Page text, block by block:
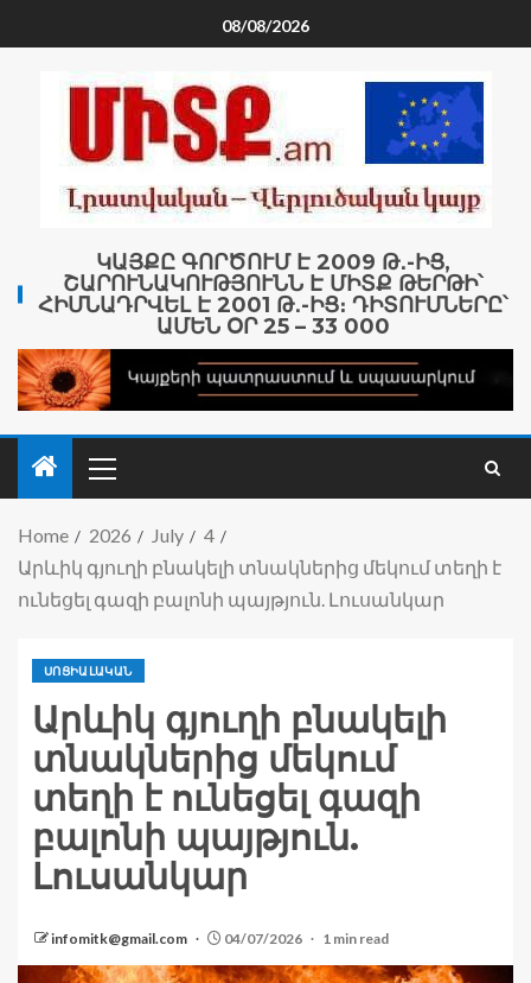
08/08/2026
ԿԱՅՔԸ ԳՈՐԾՈՒՄ Է 2009 Թ․-ԻՑ,
ՇԱՐՈՒՆԱԿՈՒԹՅՈՒՆՆ Է ՄԻՏՔ ԹԵՐԹԻ՝
ՀԻՄՆԱԴՐՎԵԼ Է 2001 Թ․-ԻՑ։ ԴԻՏՈՒՄՆԵՐԸ՝
ԱՄԵՆ ՕՐ 25 – 33 000
Home 2026 July
4
Արևիկ գյուղի բնակելի տնակներից մեկում տեղի է
ունեցել գազի բալոնի պայթյուն. Լուսանկար
ՍՈՑԻԱԼԱԿԱՆ
Արևիկ գյուղի բնակելի
տնակներից մեկում
տեղի է ունեցել գազի
բալոնի պայթյուն.
Լուսանկար
infomitk@gmail.com 04/07/2026 1 min read